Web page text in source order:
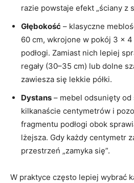
razie powstaje efekt „ściany z
Głębokość – klasyczne
60 cm, wkrojone w pokój 3 ×
podłogi. Zamiast nich lepiej
regały (30–35 cm) lub dolne
zawiesza się lekkie półki.
Dystans – mebel odsunięty od
kilkanaście centymetrów i
fragmentu podłogi obok
lżejsza. Gdy każdy centymetr
przestrzeń „zamyka się”.
W praktyce często lepiej wybrać